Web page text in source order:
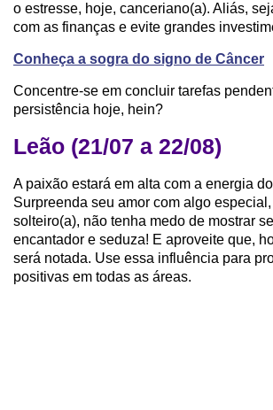
o estresse, hoje, canceriano(a). Aliás,
com as finanças e evite grandes
Conheça a sogra do signo de Câncer
Concentre-se em concluir tarefas
persistência hoje, hein?
Leão (21/07 a 22/08)
A paixão estará em alta com a energia
Surpreenda seu amor com algo
solteiro(a), não tenha medo de mostrar
encantador e seduza! E aproveite que,
será notada. Use essa influência para
positivas em todas as áreas.